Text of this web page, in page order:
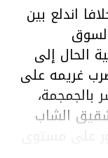
اندلع بين
الحال إلى
غريمه على
الشاب
على مستوى